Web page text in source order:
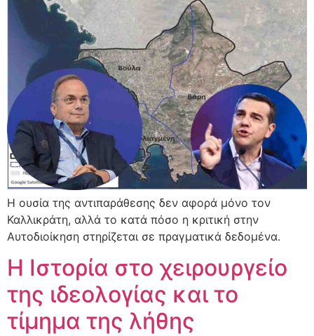
Η ουσία της αντιπαράθεσης δεν αφορά μόνο τον
Καλλικράτη, αλλά το κατά πόσο η κριτική στην
Αυτοδιοίκηση στηρίζεται σε πραγματικά δεδομένα.
Η Ιστορία στο χειρουργείο
της ιδεολογίας και το
τίμημα της λήθης